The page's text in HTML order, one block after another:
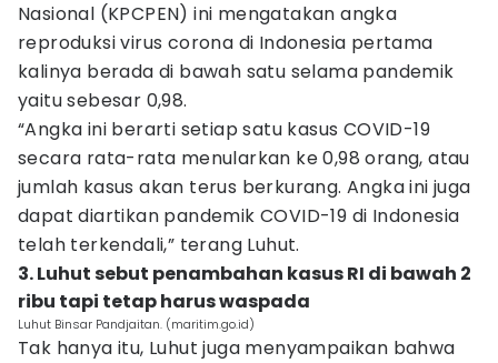
Nasional (KPCPEN) ini mengatakan angka
reproduksi virus corona di Indonesia pertama
kalinya berada di bawah satu selama pandemik
yaitu sebesar 0,98.
“Angka ini berarti setiap satu kasus COVID-19
secara rata-rata menularkan ke 0,98 orang, atau
jumlah kasus akan terus berkurang. Angka ini juga
dapat diartikan pandemik COVID-19 di Indonesia
telah terkendali,” terang Luhut.
3. Luhut sebut penambahan kasus RI di bawah 2
ribu tapi tetap harus waspada
Luhut Binsar Pandjaitan. (maritim.go.id)
Tak hanya itu, Luhut juga menyampaikan bahwa